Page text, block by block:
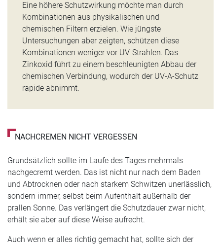
Eine höhere Schutzwirkung möchte man durch
Kombinationen aus physikalischen und
chemischen Filtern erzielen. Wie jüngste
Untersuchungen aber zeigten, schützen diese
Kombinationen weniger vor UV-Strahlen. Das
Zinkoxid führt zu einem beschleunigten Abbau der
chemischen Verbindung, wodurch der UV-A-Schutz
rapide abnimmt.
NACHCREMEN NICHT VERGESSEN
Grundsätzlich sollte im Laufe des Tages mehrmals
nachgecremt werden. Das ist nicht nur nach dem Baden
und Abtrocknen oder nach starkem Schwitzen unerlässlich,
sondern immer, selbst beim Aufenthalt außerhalb der
prallen Sonne. Das verlängert die Schutzdauer zwar nicht,
erhält sie aber auf diese Weise aufrecht.
Auch wenn er alles richtig gemacht hat, sollte sich der